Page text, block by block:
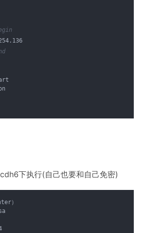
下执行(自己也要和自己免密)
）